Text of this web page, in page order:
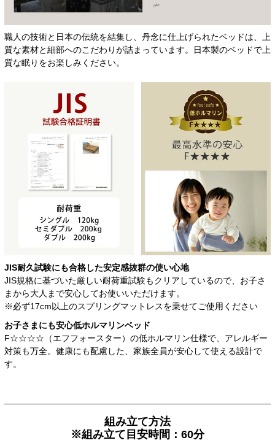
職人の技術と日本の伝統を結集し、丹念に仕上げられたベッドは、上
質な素材と細部へのこだわりが詰まっています。日本製のベッドで上
質な眠りをお楽しみください。
JIS耐久試験にも合格した安定感抜群の使い心地
JIS規格に基づいた厳しい耐荷重試験もクリアしているので、お子さ
まから大人まで安心してお使いいただけます。
※必ず17cm以上のスプリングマットレスを乗せてご使用ください
お子さまにも安心低ホルマリンベッド
F☆☆☆☆（エフフォースター）の低ホルマリン仕様で、アレルギー
対策も万全。健康にも配慮した、家族全員が安心して使える設計で
す。
組み立て方法
※組み立て目安時間：60分